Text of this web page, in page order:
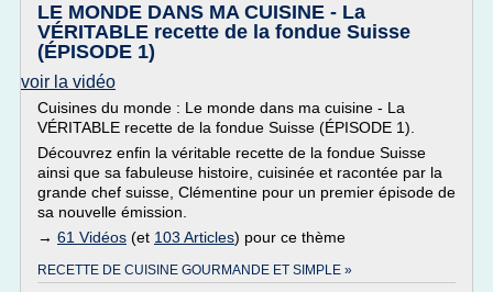
LE MONDE DANS MA CUISINE - La
VÉRITABLE recette de la fondue Suisse
(ÉPISODE 1)
voir la vidéo
Cuisines du monde : Le monde dans ma cuisine - La
VÉRITABLE recette de la fondue Suisse (ÉPISODE 1).
Découvrez enfin la véritable recette de la fondue Suisse
ainsi que sa fabuleuse histoire, cuisinée et racontée par la
grande chef suisse, Clémentine pour un premier épisode de
sa nouvelle émission.
→ 61 Vidéos (et 103 Articles) pour ce thème
RECETTE DE CUISINE GOURMANDE ET SIMPLE »